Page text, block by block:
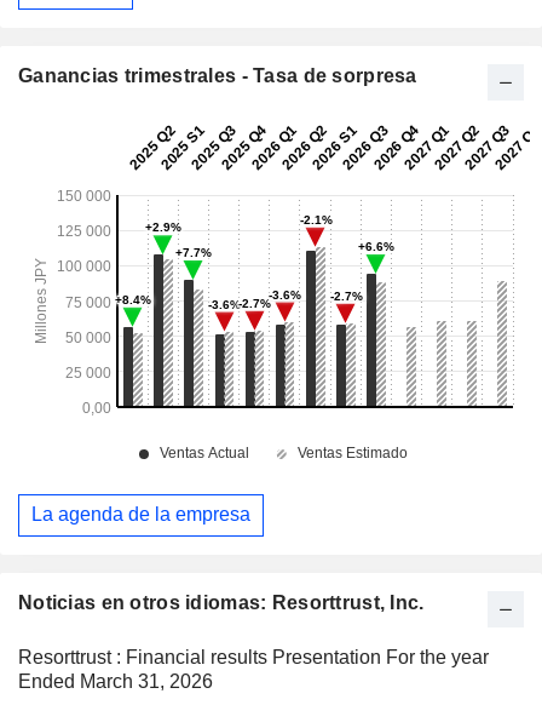
Noticias en otros idiomas: Resorttrust, Inc.
Resorttrust : Financial results Presentation For the year
Ended March 31, 2026
Ganancias trimestrales - Tasa de sorpresa
La agenda de la empresa